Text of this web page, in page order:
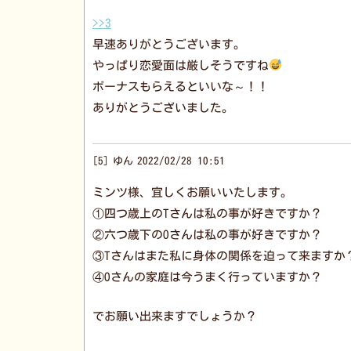
>>3
早速ありがとうございます。
やっぱり恋愛面は厳しそうですね
ボーナスもらえるといいな～！！
ありがとうございました。
5 ゆん 2022/02/28 10:51
ミンツ様、宜しくお願いいたします。
①四つ歳上のTさんは私の事が好きですか？
②六つ歳下のOさんは私の事が好きですか？
③Tさんはまた私に身体の関係を迫って来ますか
④Oさんの家庭は今うまく行っていますか？
でお願い出来ますでしょうか？